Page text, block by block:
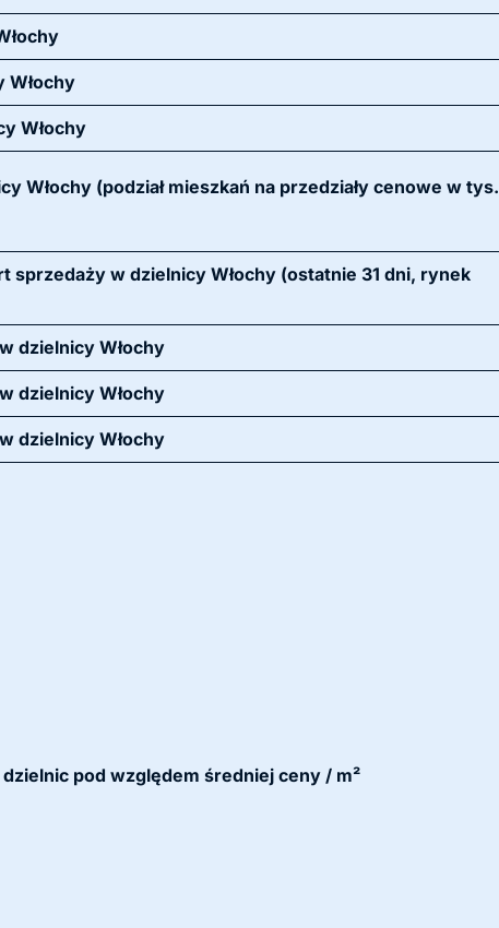
Włochy
Włochy
Włochy (podział mieszkań na przedziały cenowe w tys.
sprzedaży w dzielnicy Włochy (ostatnie 31 dni, rynek
dzielnicy Włochy
dzielnicy Włochy
dzielnicy Włochy
pod względem średniej ceny / m²